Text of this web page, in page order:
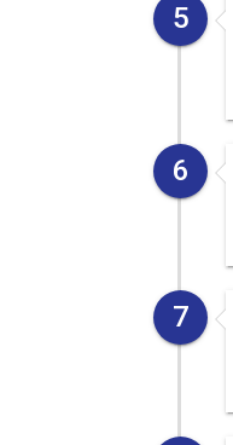
5
6
7